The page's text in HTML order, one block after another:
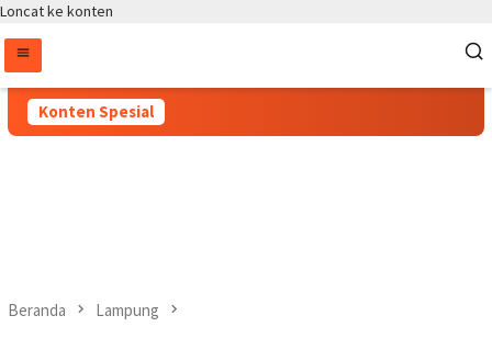
Loncat ke konten
Konten Spesial
Beranda Lampung